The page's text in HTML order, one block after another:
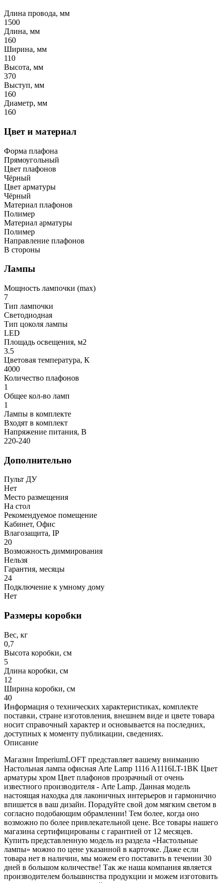
Длина провода, мм
1500
Длина, мм
160
Ширина, мм
110
Высота, мм
370
Выступ, мм
160
Диаметр, мм
160
Цвет и материал
Форма плафона
Прямоугольный
Цвет плафонов
Чёрный
Цвет арматуры
Чёрный
Материал плафонов
Полимер
Материал арматуры
Полимер
Направление плафонов
В стороны
Лампы
Мощность лампочки (max)
7
Тип лампочки
Светодиодная
Тип цоколя лампы
LED
Площадь освещения, м2
3.5
Цветовая температура, К
4000
Количество плафонов
1
Общее кол-во ламп
1
Лампы в комплекте
Входят в комплект
Напряжение питания, В
220-240
Дополнительно
Пульт ДУ
Нет
Место размещения
На стол
Рекомендуемое помещение
Кабинет, Офис
Влагозащита, IP
20
Возможность диммирования
Нельзя
Гарантия, месяцы
24
Подключение к умному дому
Нет
Размеры коробки
Вес, кг
0,7
Высота коробки, см
5
Длина коробки, см
12
Ширина коробки, см
40
Информация о технических характеристиках, комплекте
поставки, стране изготовления, внешнем виде и цвете товара
носит справочный характер и основывается на последних,
доступных к моменту публикации, сведениях.
Описание
Магазин ImperiumLOFT представляет вашему вниманию
Настольная лампа офисная Arte Lamp 1116 A1116LT-1BK Цвет
арматуры хром Цвет плафонов прозрачный от очень
известного производителя - Arte Lamp. Данная модель
настоящая находка для лаконичных интерьеров и гармонично
впишется в ваш дизайн. Порадуйте свой дом мягким светом в
согласно подобающим обрамлении! Тем более, когда оно
возможно по более привлекательной цене. Все товары нашего
магазина сертифицированы с гарантией от 12 месяцев.
Купить представленную модель из раздела «Настольные
лампы» можно по цене указанной в карточке. Даже если
товара нет в наличии, мы можем его поставить в течении 30
дней в большом количестве! Так же наша компания является
производителем большинства продукции и можем изготовить